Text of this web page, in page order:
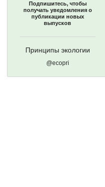
Подпишитесь, чтобы
получать уведомления о
публикации новых
выпусков
Принципы экологии
@ecopri